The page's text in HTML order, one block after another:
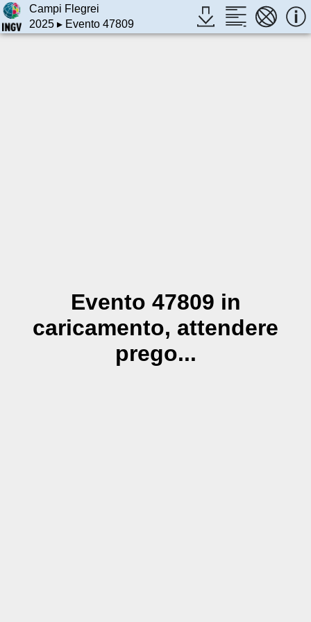
Campi Flegrei
2025▸ Evento 47809
Evento 47809 in
caricamento, attendere
prego...